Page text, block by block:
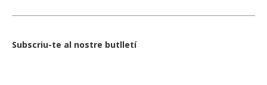
Subscriu-te al nostre butlletí